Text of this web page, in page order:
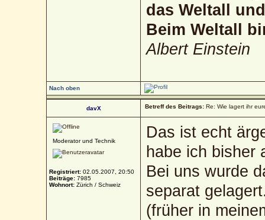
das Weltall
Beim Weltall
Albert Einstein
Nach oben
davX Betreff des Beitrags: Re: Wie lagert ihr
Moderator und Technik
Registriert: 02.05.2007, 20:50
Beiträge: 7985
Wohnort: Zürich / Schweiz
Das ist echt
habe ich bisher
Bei uns wurde
separat
(früher in